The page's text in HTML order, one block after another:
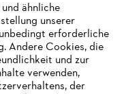
ähnliche
unserer
erforderliche
Andere Cookies, die
und zur
verwenden,
der